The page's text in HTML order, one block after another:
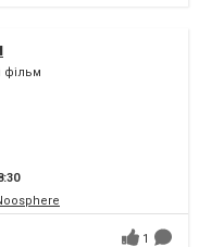
фільм
1